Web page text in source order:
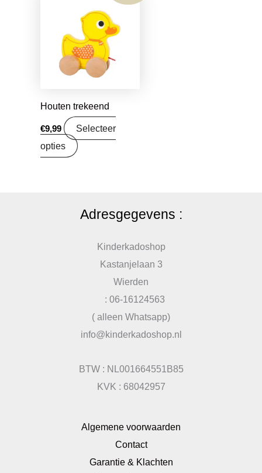
Houten trekeend
€9,99
Selecteer
opties
Adresgegevens :
Kinderkadoshop
Kastanjelaan 3
Wierden
: 06-16124563
( alleen Whatsapp)
info@kinderkadoshop.nl
BTW : NL001664551B85
KVK : 68042957
Algemene voorwaarden
Contact
Garantie & Klachten